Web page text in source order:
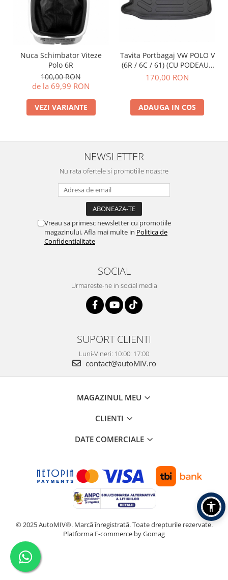
Nuca Schimbator Viteze
Polo 6R
100,00 RON
de la 69,99 RON
VEZI VARIANTE
Tavita Portbagaj VW POLO V
(6R / 6C / 61) (CU PODEAUA
INALTA) 2009-2017
170,00 RON
ADAUGA IN COS
NEWSLETTER
Nu rata ofertele si promotiile noastre
Vreau sa primesc newsletter cu promotiile
magazinului. Afla mai multe in Politica de
Confidentialitate
SOCIAL
Urmareste-ne in social media
SUPORT CLIENTI
Luni-Vineri: 10:00: 17:00
contact@autoMIV.ro
MAGAZINUL MEU
CLIENTI
DATE COMERCIALE
© 2025 AutoMIV®. Marcă înregistrată. Toate drepturile rezervate.
Platforma E-commerce by Gomag